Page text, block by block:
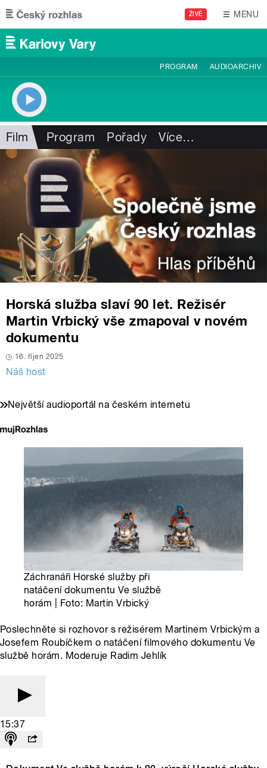
Přejít k hlavnímu obsahu
ŽIVĚ MENU
PROGRAM AUDIOARCHIV
Film Program Pořady Více…
Horská služba slaví 90 let. Režisér
Martin Vrbický vše zmapoval v novém
dokumentu
16. říjen 2025
Náš host
Největší audioportál na českém internetu
Záchranáři Horské služby při
natáčení dokumentu Ve službě
horám | Foto: Martin Vrbický
Poslechněte si rozhovor s režisérem Martinem Vrbickým a
Josefem Roubíčkem o natáčení filmového dokumentu Ve
službě horám. Moderuje Radim Jehlík
15:37